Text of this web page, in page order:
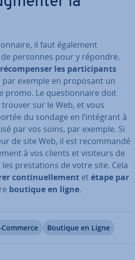
il faut également
de personnes pour y répondre.
ré­com­pen­ser les par­ti­ci­pants
par exemple en proposant un
promo. Le ques­tion­naire doit
sur le Web, et vous
du sondage en l’intégrant à
par vos soins, par exemple. Si
de site Web, il est re­com­mandé
à vos clients et visiteurs de
pres­ta­tions de votre site. Cela
con­ti­nuel­le­ment etétape par
boutique en ligne.
Commerce Boutique en Ligne